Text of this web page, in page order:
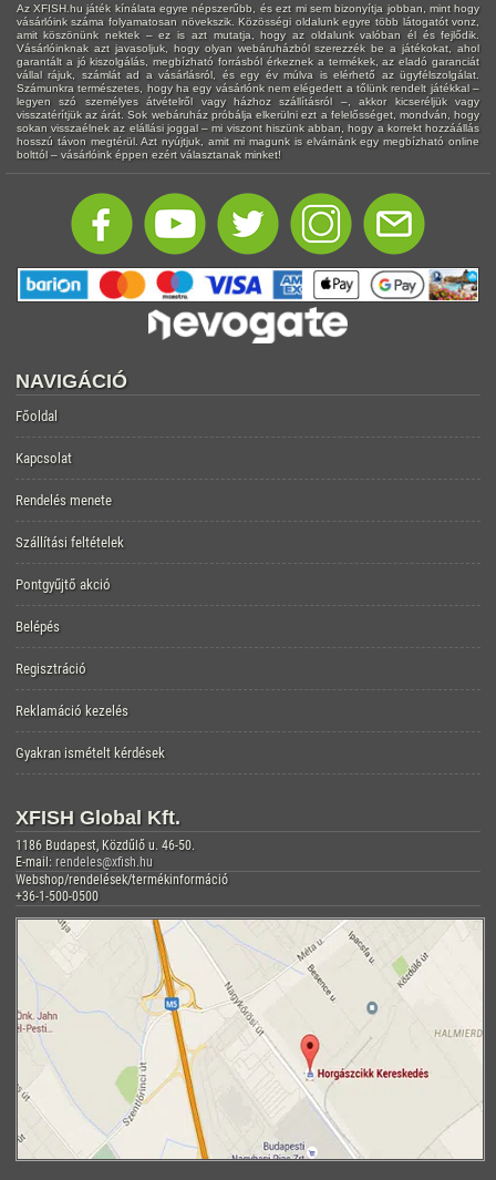
Az XFISH.hu játék kínálata egyre népszerűbb, és ezt mi sem bizonyítja jobban, mint hogy
vásárlóink száma folyamatosan növekszik. Közösségi oldalunk egyre több látogatót vonz,
amit köszönünk nektek – ez is azt mutatja, hogy az oldalunk valóban él és fejlődik.
Vásárlóinknak azt javasoljuk, hogy olyan webáruházból szerezzék be a játékokat, ahol
garantált a jó kiszolgálás, megbízható forrásból érkeznek a termékek, az eladó garanciát
vállal rájuk, számlát ad a vásárlásról, és egy év múlva is elérhető az ügyfélszolgálat.
Számunkra természetes, hogy ha egy vásárlónk nem elégedett a tőlünk rendelt játékkal –
legyen szó személyes átvételről vagy házhoz szállításról –, akkor kicseréljük vagy
visszatérítjük az árát. Sok webáruház próbálja elkerülni ezt a felelősséget, mondván, hogy
sokan visszaélnek az elállási joggal – mi viszont hiszünk abban, hogy a korrekt hozzáállás
hosszú távon megtérül. Azt nyújtjuk, amit mi magunk is elvárnánk egy megbízható online
bolttól – vásárlóink éppen ezért választanak minket!
NAVIGÁCIÓ
Főoldal
Kapcsolat
Rendelés menete
Szállítási feltételek
Pontgyűjtő akció
Belépés
Regisztráció
Reklamáció kezelés
Gyakran ismételt kérdések
XFISH Global Kft.
1186 Budapest, Közdűlő u. 46-50.
E-mail: rendeles@xfish.hu
Webshop/rendelések/termékinformáció
+36-1-500-0500